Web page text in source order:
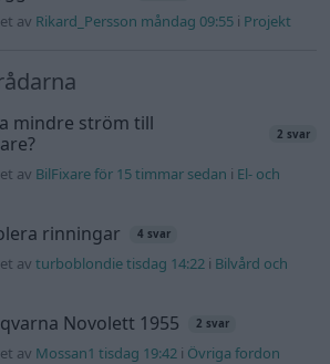
av Rikard_Persson måndag 09:55 i Projekt
mindre ström till
2 svar
av BilFixare för 15 timmar sedan i El- och
rinningar 4 svar
avturboblondie tisdag 14:22 i Bilvård och
Novolett 1955 2 svar
av Mossan1 tisdag 19:42 i Övriga fordon